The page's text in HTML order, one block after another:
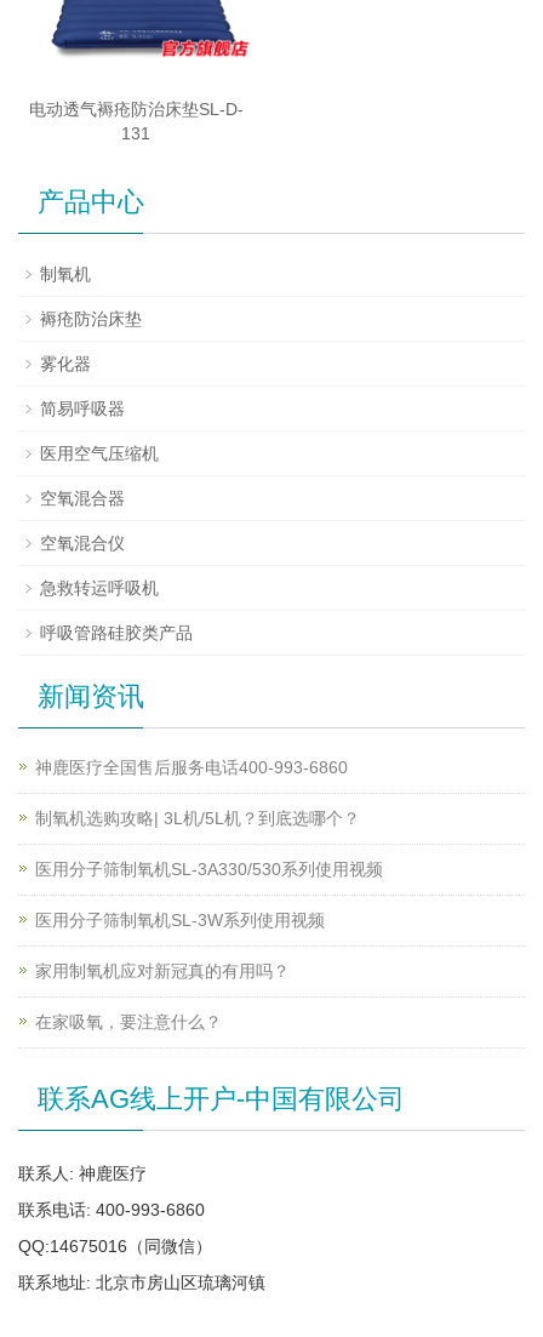
电动透气褥疮防治床垫SL-D-
131
产品中心
制氧机
褥疮防治床垫
雾化器
简易呼吸器
医用空气压缩机
空氧混合器
空氧混合仪
急救转运呼吸机
呼吸管路硅胶类产品
新闻资讯
神鹿医疗全国售后服务电话400-993-6860
制氧机选购攻略| 3L机/5L机？到底选哪个？
医用分子筛制氧机SL-3A330/530系列使用视频
医用分子筛制氧机SL-3W系列使用视频
家用制氧机应对新冠真的有用吗？
在家吸氧，要注意什么？
联系AG线上开户-中国有限公司
联系人: 神鹿医疗
联系电话: 400-993-6860
QQ:14675016（同微信）
联系地址: 北京市房山区琉璃河镇